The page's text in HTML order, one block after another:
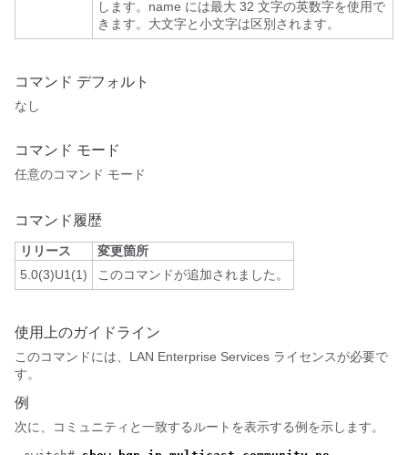
します。name には最大 32 文字の英数字を使用で
きます。大文字と小文字は区別されます。
コマンド デフォルト
なし
コマンド モード
任意のコマンド モード
コマンド履歴
リリース
変更箇所
5.0(3)U1(1)
このコマンドが追加されました。
使用上のガイドライン
このコマンドには、LAN Enterprise Services ライセンスが必要で
す。
例
次に、コミュニティと一致するルートを表示する例を示します。